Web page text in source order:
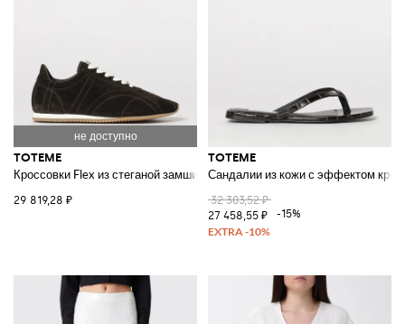
TOTEME
Кроссовки Flex из стеганой замши
29 819,28 ₽
TOTEME
Сандалии из кожи с эффектом
32 303,52 ₽
27 458,55 ₽
-15%